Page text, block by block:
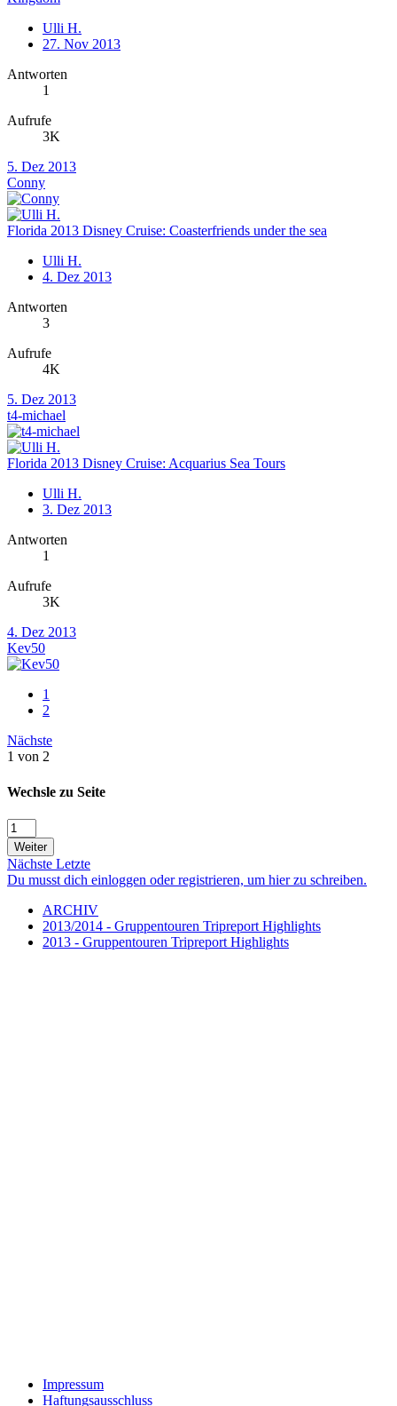
Ulli H.
27. Nov 2013
Antworten
1
Aufrufe
3K
5. Dez 2013
Conny
Florida 2013 Disney Cruise: Coasterfriends under the sea
Ulli H.
4. Dez 2013
Antworten
3
Aufrufe
4K
5. Dez 2013
t4-michael
Florida 2013 Disney Cruise: Acquarius Sea Tours
Ulli H.
3. Dez 2013
Antworten
1
Aufrufe
3K
4. Dez 2013
Kev50
1
2
Nächste
1 von 2
Wechsle zu Seite
Weiter
Nächste Letzte
Du musst dich einloggen oder registrieren, um hier zu schreiben.
ARCHIV
2013/2014 - Gruppentouren Tripreport Highlights
2013 - Gruppentouren Tripreport Highlights
Impressum
Haftungsausschluss